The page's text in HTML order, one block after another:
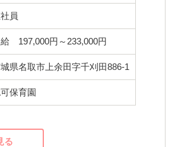
員
給 197,000円～233,000円
県名取市上余田字千刈田886-1
保育園
る